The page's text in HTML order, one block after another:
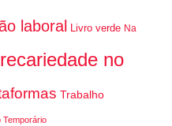
laboral Livro verde Na
no
Trabalho
Temporário